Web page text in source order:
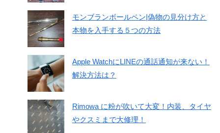
モンブランボールペン|偽物の見分け方と
本物を入手する５つの方法
Apple WatchにLINEの通話通知が来ない！
解決方法は？
Rimowa に粉が吹いて大変！内装、タイヤ
やクスミまで大修理！